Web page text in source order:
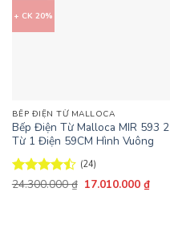
+ CK 20%
BẾP ĐIỆN TỪ MALLOCA
Bếp Điện Từ Malloca MIR 593 2
Từ 1 Điện 59CM Hình Vuông
Được xếp
(24)
24.300.000₫ Giá
17.010.000 ₫Giá
hiện